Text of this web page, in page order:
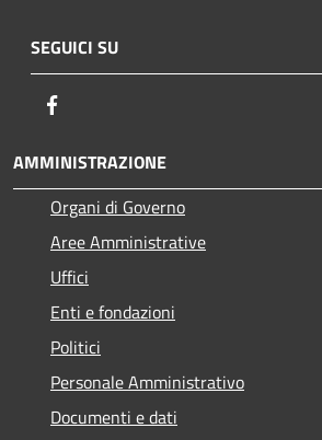
SEGUICI SU
AMMINISTRAZIONE
Organi di Governo
Aree Amministrative
Uffici
Enti e fondazioni
Politici
Personale Amministrativo
Documenti e dati